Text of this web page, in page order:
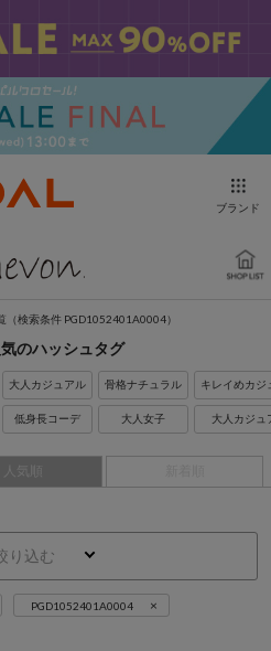
ブランド
（検索条件 PGD1052401A0004）
のハッシュタグ
大人カジュアル
低身長コーデ
骨格ナチュラル
大人女子
キレイめカジ
大人カジュ
人気順
り込む
PGD1052401A0004 ×